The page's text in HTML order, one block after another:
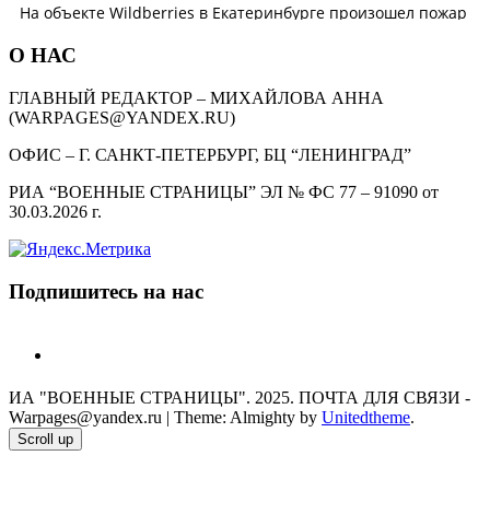
О НАС
ГЛАВНЫЙ РЕДАКТОР – МИХАЙЛОВА АННА
(WARPAGES@YANDEX.RU)
ОФИС – Г. САНКТ-ПЕТЕРБУРГ, БЦ “ЛЕНИНГРАД”
РИА “ВОЕННЫЕ СТРАНИЦЫ” ЭЛ № ФС 77 – 91090 от
30.03.2026 г.
Подпишитесь на нас
ИА "ВОЕННЫЕ СТРАНИЦЫ". 2025. ПОЧТА ДЛЯ СВЯЗИ -
Warpages@yandex.ru | Theme: Almighty by Unitedtheme.
Scroll up